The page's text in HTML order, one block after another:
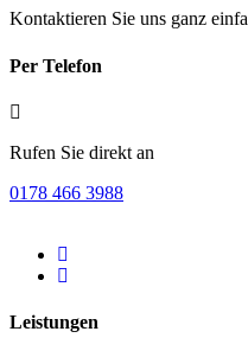
Kontaktieren Sie uns ganz
Per Telefon
Rufen Sie direkt an
0178 466 3988
Leistungen